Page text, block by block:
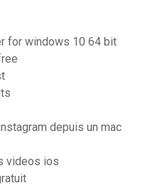
for windows 10 64 bit
depuis un mac
videos ios